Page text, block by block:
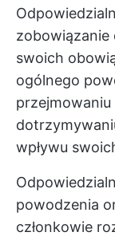
zobowiązanie
swoich
ogólnego
przejmowaniu
wpływu
powodzenia
członkowie